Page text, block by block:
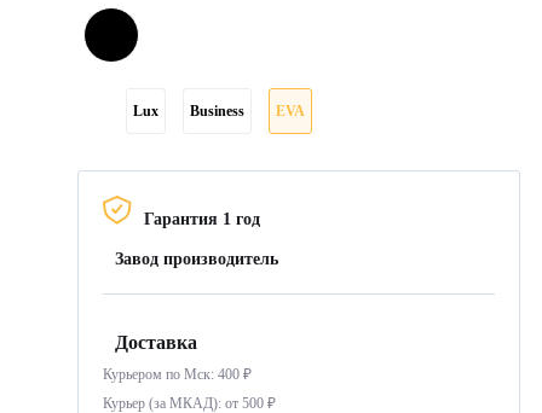
Lux Business EVA
Гарантия 1 год
Завод производитель
Доставка
Курьером по Мск: 400 ₽
Курьер (за МКАД): от 500 ₽